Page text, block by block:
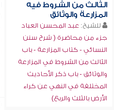
الثالث من الشروط فيه
المزارعة والوثائق
للشيخ: عبد المحسن العباد
جزء من محاضرة ( شرح سنن
النسائي - كتاب المزارعة - باب
الثالث من الشروط في المزارعة
والوثائق - باب ذكر الأحاديث
المختلفة في النهي عن كراء
الأرض بالثلث والربع)